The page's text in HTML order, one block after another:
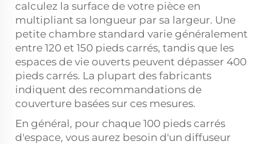
calculez la surface de votre pièce en
multipliant sa longueur par sa largeur. Une
petite chambre standard varie généralement
entre 120 et 150 pieds carrés, tandis que les
espaces de vie ouverts peuvent dépasser 400
pieds carrés. La plupart des fabricants
indiquent des recommandations de
couverture basées sur ces mesures.
En général, pour chaque 100 pieds carrés
d'espace, vous aurez besoin d'un diffuseur